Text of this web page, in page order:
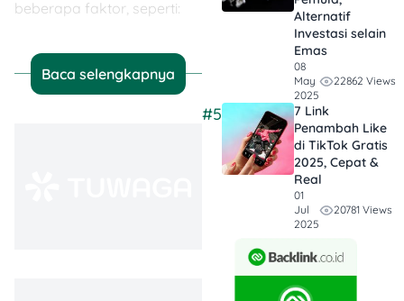
beberapa faktor, seperti:
Kelas kamar (kelas 3
sampai VIP atau
Baca selengkapnya
Alternatif
Investasi selain
Emas
08
May
2025
22862 Views
#5
7 Link
Penambah Like
di TikTok Gratis
2025, Cepat &
Real
01
Jul
2025
20781 Views